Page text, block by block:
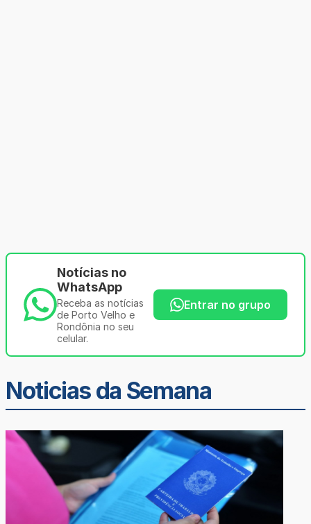
Notícias no
WhatsApp
Receba as notícias
de Porto Velho e
Rondônia no seu
celular.
Entrar no grupo
Noticias da Semana